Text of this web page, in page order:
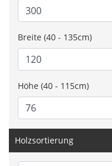
Breite (40 - 135cm)
Höhe (40 - 115cm)
Holzsortierung